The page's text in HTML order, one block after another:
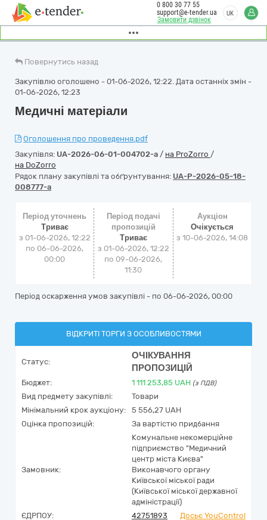
Замовити дзвінок
0 800 30 77 55
support@e-tender.ua
UK
Повернутись назад
Закупівлю оголошено - 01-06-2026, 12:22. Дата останніх змін -
01-06-2026, 12:23
Медичні матеріали
Оголошення про проведення.pdf
Закупівля: UA-2026-06-01-004702-a / на ProZorro /
на DoZorro
Рядок плану закупівлі та обґрунтування: UA-P-2026-05-18-
008777-a
Період уточнень
Триває
з 01-06-2026, 12:22
по 06-06-2026,
00:00
Період подачі
пропозицій
Триває
з 01-06-2026, 12:22
по 09-06-2026,
11:30
Аукціон
Очікується
з10-06-2026, 14:08
Період оскарження умов закупівлі - по 06-06-2026, 00:00
ВІДКРИТІ ТОРГИ З ОСОБЛИВОСТЯМИ
Статус:
ОЧІКУВАННЯ
ПРОПОЗИЦІЙ
Бюджет: 1 111 253,85 UAH (з ПДВ)
Вид предмету закупівлі:
Товари
Мінімальний крок аукціону:
5 556,27 UAH
Оцінка пропозицій:
За вартістю придбання
Замовник:
Комунальне некомерційне
підприємство "Медичний
центр міста Києва"
Виконавчого органу
Київської міської ради
(Київської міської державної
адміністрації)
ЄДРПОУ:
42751893
Досьє YouControl